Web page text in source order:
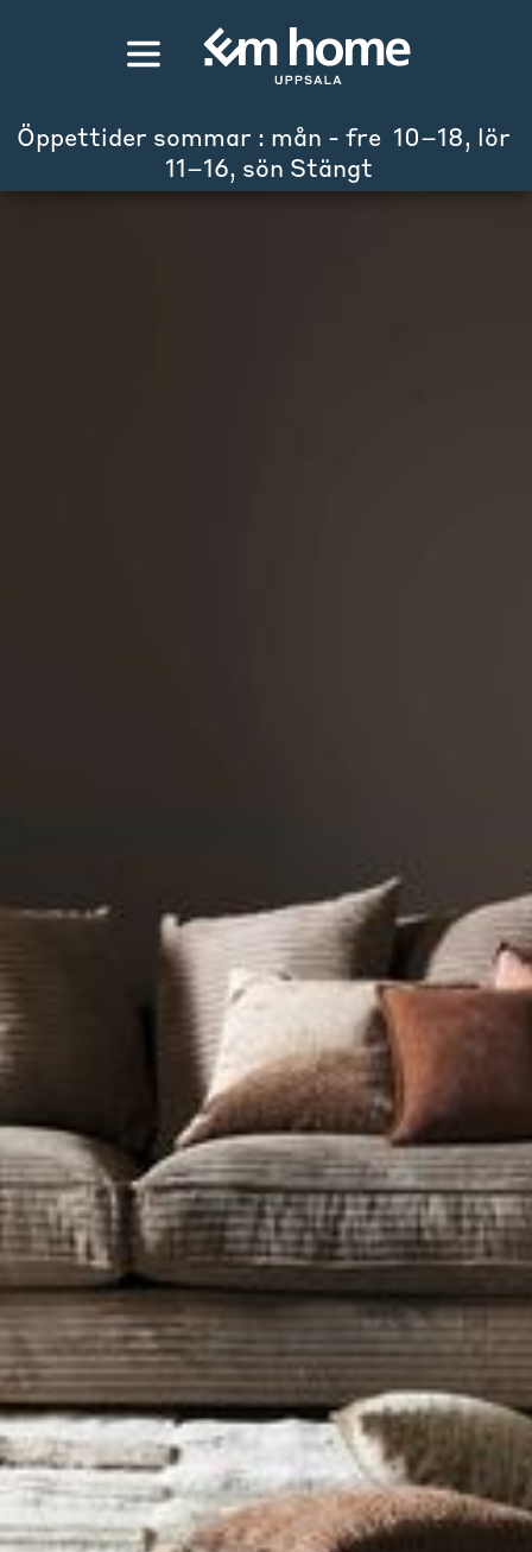
Öppettider sommar : mån - fre  10–18, lör
11–16, sön Stängt